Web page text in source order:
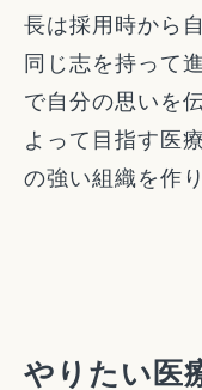
長は採用時から
同じ志を持って
で自分の思いを
よって目指す医
の強い組織を作
やりたい医